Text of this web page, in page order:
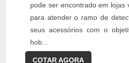
pode ser encontrado em lojas
para atender o ramo de
seus acessórios com o
hob...
COTAR AGORA